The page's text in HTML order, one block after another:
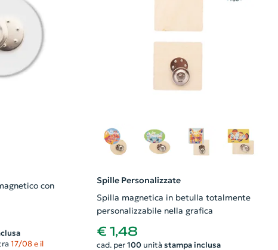
con
17/08 e il
Spille Personalizzate
Spilla magnetica in betulla totalmente
personalizzabile nella grafica
€ 1,48
cad. per 100unità stampa inclusa